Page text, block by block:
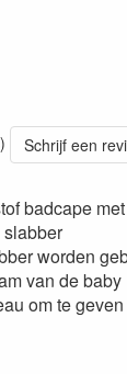
Schrijf een
badcape
slabber
worden
van de baby
om te